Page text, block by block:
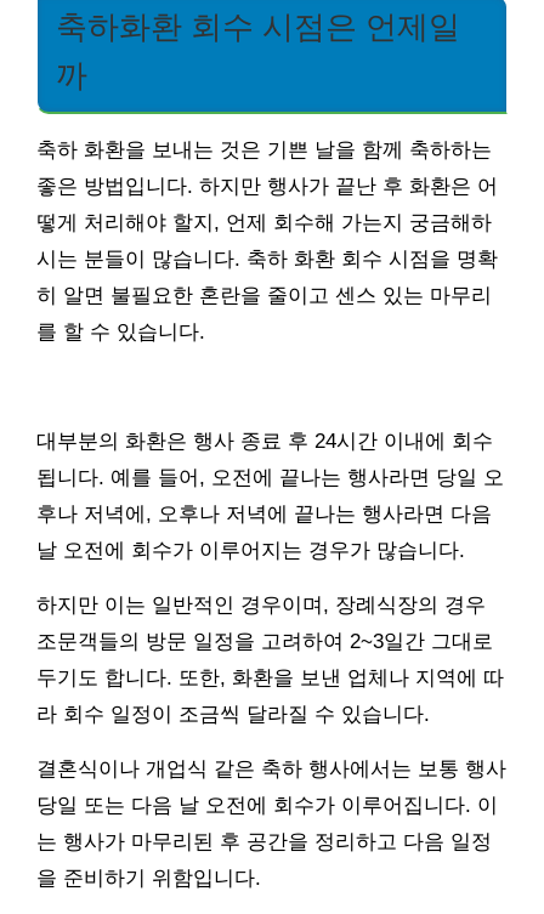
축하화환 회수 시점은 언제일
까
축하 화환을 보내는 것은 기쁜 날을 함께 축하하는
좋은 방법입니다. 하지만 행사가 끝난 후 화환은 어
떻게 처리해야 할지, 언제 회수해 가는지 궁금해하
시는 분들이 많습니다. 축하 화환 회수 시점을 명확
히 알면 불필요한 혼란을 줄이고 센스 있는 마무리
를 할 수 있습니다.
대부분의 화환은 행사 종료 후 24시간 이내에 회수
됩니다. 예를 들어, 오전에 끝나는 행사라면 당일 오
후나 저녁에, 오후나 저녁에 끝나는 행사라면 다음
날 오전에 회수가 이루어지는 경우가 많습니다.
하지만 이는 일반적인 경우이며, 장례식장의 경우
조문객들의 방문 일정을 고려하여 2~3일간 그대로
두기도 합니다. 또한, 화환을 보낸 업체나 지역에 따
라 회수 일정이 조금씩 달라질 수 있습니다.
결혼식이나 개업식 같은 축하 행사에서는 보통 행사
당일 또는 다음 날 오전에 회수가 이루어집니다. 이
는 행사가 마무리된 후 공간을 정리하고 다음 일정
을 준비하기 위함입니다.